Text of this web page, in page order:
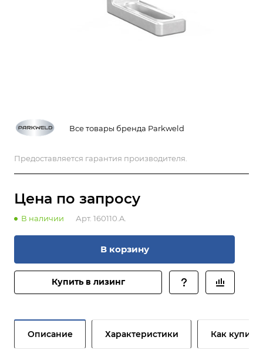
Все товары бренда Parkweld
Предоставляется гарантия производителя.
Цена по запросу
В наличии Арт. 160110.A.
В корзину
Купить в лизинг
Описание Характеристики Как купить